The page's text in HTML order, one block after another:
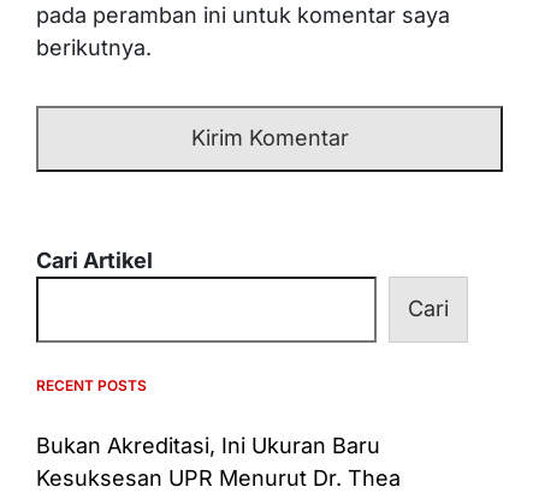
pada peramban ini untuk komentar saya
berikutnya.
Cari Artikel
Cari
RECENT POSTS
Bukan Akreditasi, Ini Ukuran Baru
Kesuksesan UPR Menurut Dr. Thea